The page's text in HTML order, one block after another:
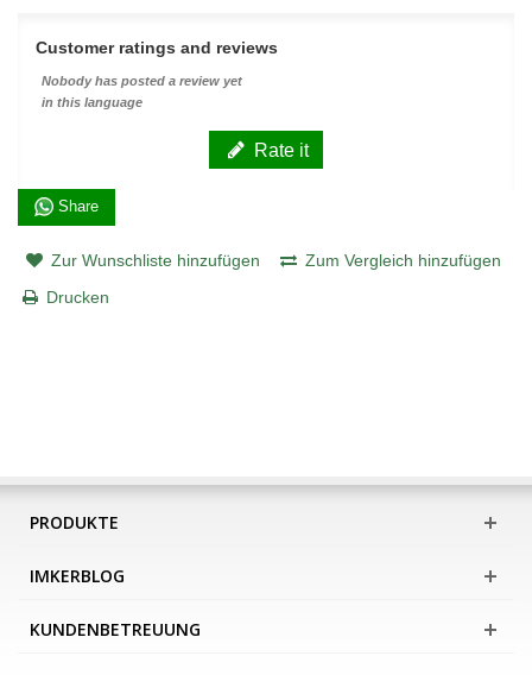
Customer ratings and reviews
Nobody has posted a review yet
in this language
Rate it
Share
Zur Wunschliste hinzufügen
Zum Vergleich hinzufügen
Drucken
PRODUKTE
IMKERBLOG
KUNDENBETREUUNG